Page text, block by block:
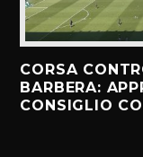
CORSA
BARBERA:
CONSIGLIO